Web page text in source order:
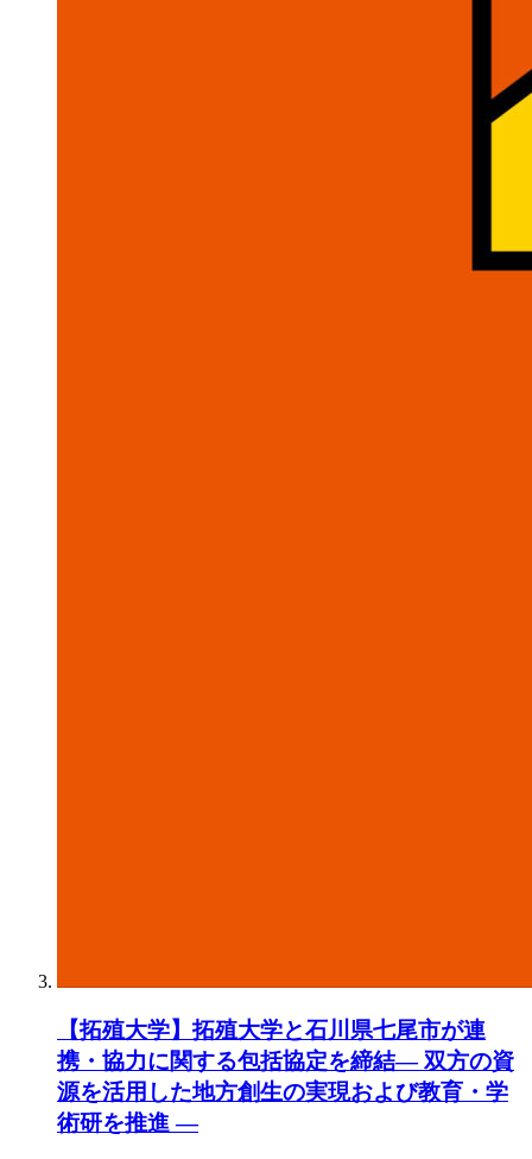
【拓殖大学】拓殖大学と石川県七尾市が連
携・協力に関する包括協定を締結― 双方の資
源を活用した地方創生の実現および教育・学
術研を推進 ―